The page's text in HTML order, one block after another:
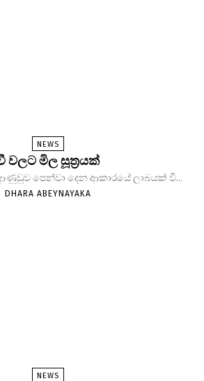
NEWS
වලට මිල සූත්‍රයක්
පෙන්වා දෙන ආකාරයේ ලාබයක් වී...
DHARA ABEYNAYAKA
NEWS